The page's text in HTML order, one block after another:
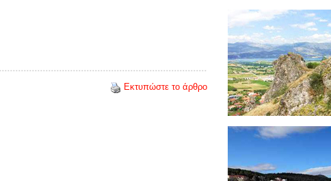
Εκτυπώστε το άρθρο